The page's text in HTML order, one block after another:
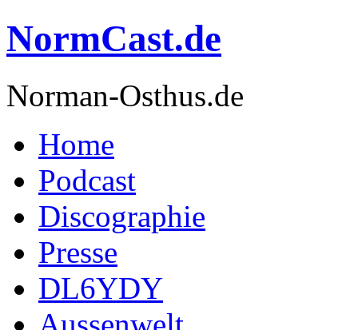
NormCast.de
Norman-Osthus.de
Home
Podcast
Discographie
Presse
DL6YDY